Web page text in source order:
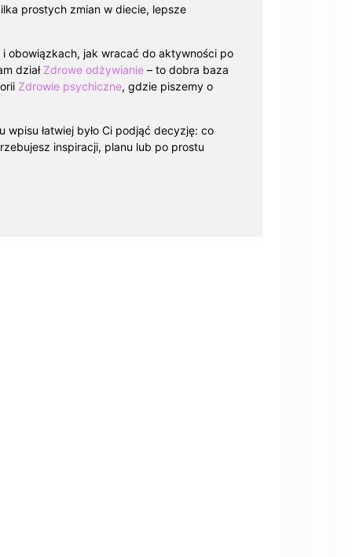
prostych zmian w diecie, lepsze
obowiązkach, jak wracać do aktywności po
dział Zdrowe odżywianie – to dobra baza
Zdrowie psychiczne, gdzie piszemy o
wpisu łatwiej było Ci podjąć decyzję: co
inspiracji, planu lub po prostu